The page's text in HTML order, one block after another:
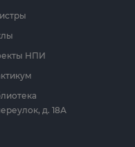
НПИ
д. 18А